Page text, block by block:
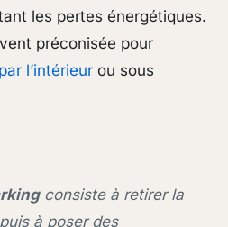
les pertes énergétiques.
préconisée pour
l’intérieur ou sous
consiste à retirer la
à poser des